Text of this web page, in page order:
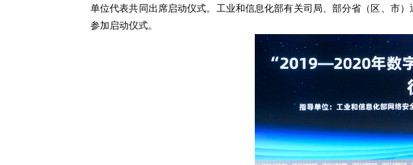
单位代表共同出席启动仪式。工业和信息化部有关司局、部分省（区、市
参加启动仪式。